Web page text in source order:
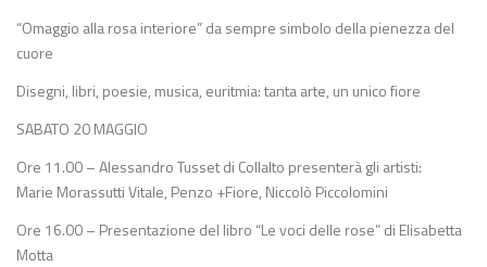
“Omaggio alla rosa interiore” da sempre simbolo della pienezza del
cuore
Disegni, libri, poesie, musica, euritmia: tanta arte, un unico fiore
SABATO 20 MAGGIO
Ore 11.00 – Alessandro Tusset di Collalto presenterà gli artisti:
Marie Morassutti Vitale, Penzo +Fiore, Niccolò Piccolomini
Ore 16.00 – Presentazione del libro “Le voci delle rose” di Elisabetta
Motta